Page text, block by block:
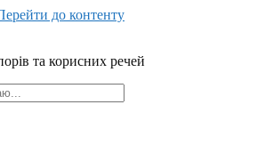
до контенту
та корисних речей